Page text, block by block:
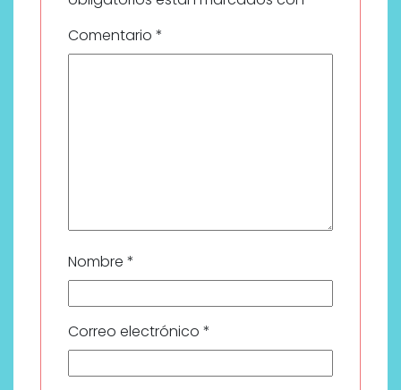
Comentario *
Nombre *
Correo electrónico *